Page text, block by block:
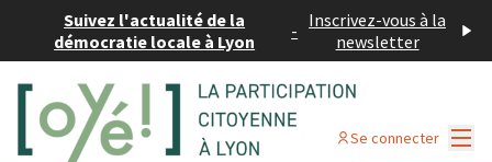
Suivez l'actualité de la
démocratie locale à Lyon
- Inscrivez-vous à la
newsletter
Se connecter